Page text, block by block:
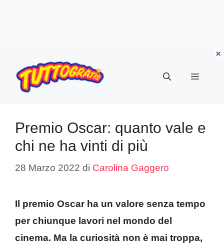
contenuto
Menu
Premio Oscar: quanto vale e
chi ne ha vinti di più
28 Marzo 2022 di Carolina Gaggero
Il premio Oscar ha un valore senza tempo
per chiunque lavori nel mondo del
cinema. Ma la curiosità non è mai troppa,